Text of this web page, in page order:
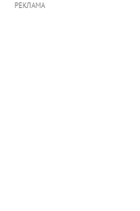
РЕКЛАМА